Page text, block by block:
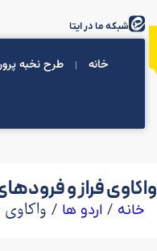
شبکه ما در ایتا
خانه طرح نخبه
واکاوی فراز و
خانه / اردو ها / واکاوی